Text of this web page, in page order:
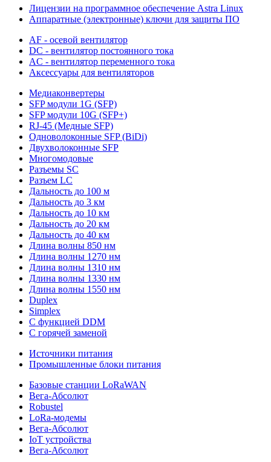
Лицензии на программное обеспечение Astra Linux
Аппаратные (электронные) ключи для защиты ПО
AF - осевой вентилятор
DC - вентилятор постоянного тока
AC - вентилятор переменного тока
Аксессуары для вентиляторов
Медиаконвертеры
SFP модули 1G (SFP)
SFP модули 10G (SFP+)
RJ-45 (Медные SFP)
Одноволоконные SFP (BiDi)
Двухволоконные SFP
Многомодовые
Разъемы SC
Разъем LC
Дальность до 100 м
Дальность до 3 км
Дальность до 10 км
Дальность до 20 км
Дальность до 40 км
Длина волны 850 нм
Длина волны 1270 нм
Длина волны 1310 нм
Длина волны 1330 нм
Длина волны 1550 нм
Duplex
Simplex
С функцией DDM
С горячей заменой
Источники питания
Промышленные блоки питания
Базовые станции LoRaWAN
Вега-Абсолют
Robustel
LoRa-модемы
Вега-Абсолют
IoT устройства
Вега-Абсолют